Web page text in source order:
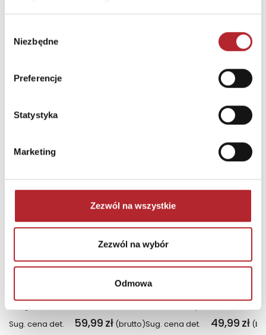
zgody
Niezbędne
Preferencje
Statystyka
Marketing
Zezwól na wszystkie
Zezwól na wybór
Odmowa
zobacz więcej
Wyłączność
Fiolet. Kolory zła. Tom 7
Sug. cena det. 59,99 zł (brutto)Sug. cena det. 49,99 zł